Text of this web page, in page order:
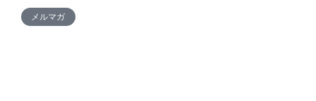
メルマガ